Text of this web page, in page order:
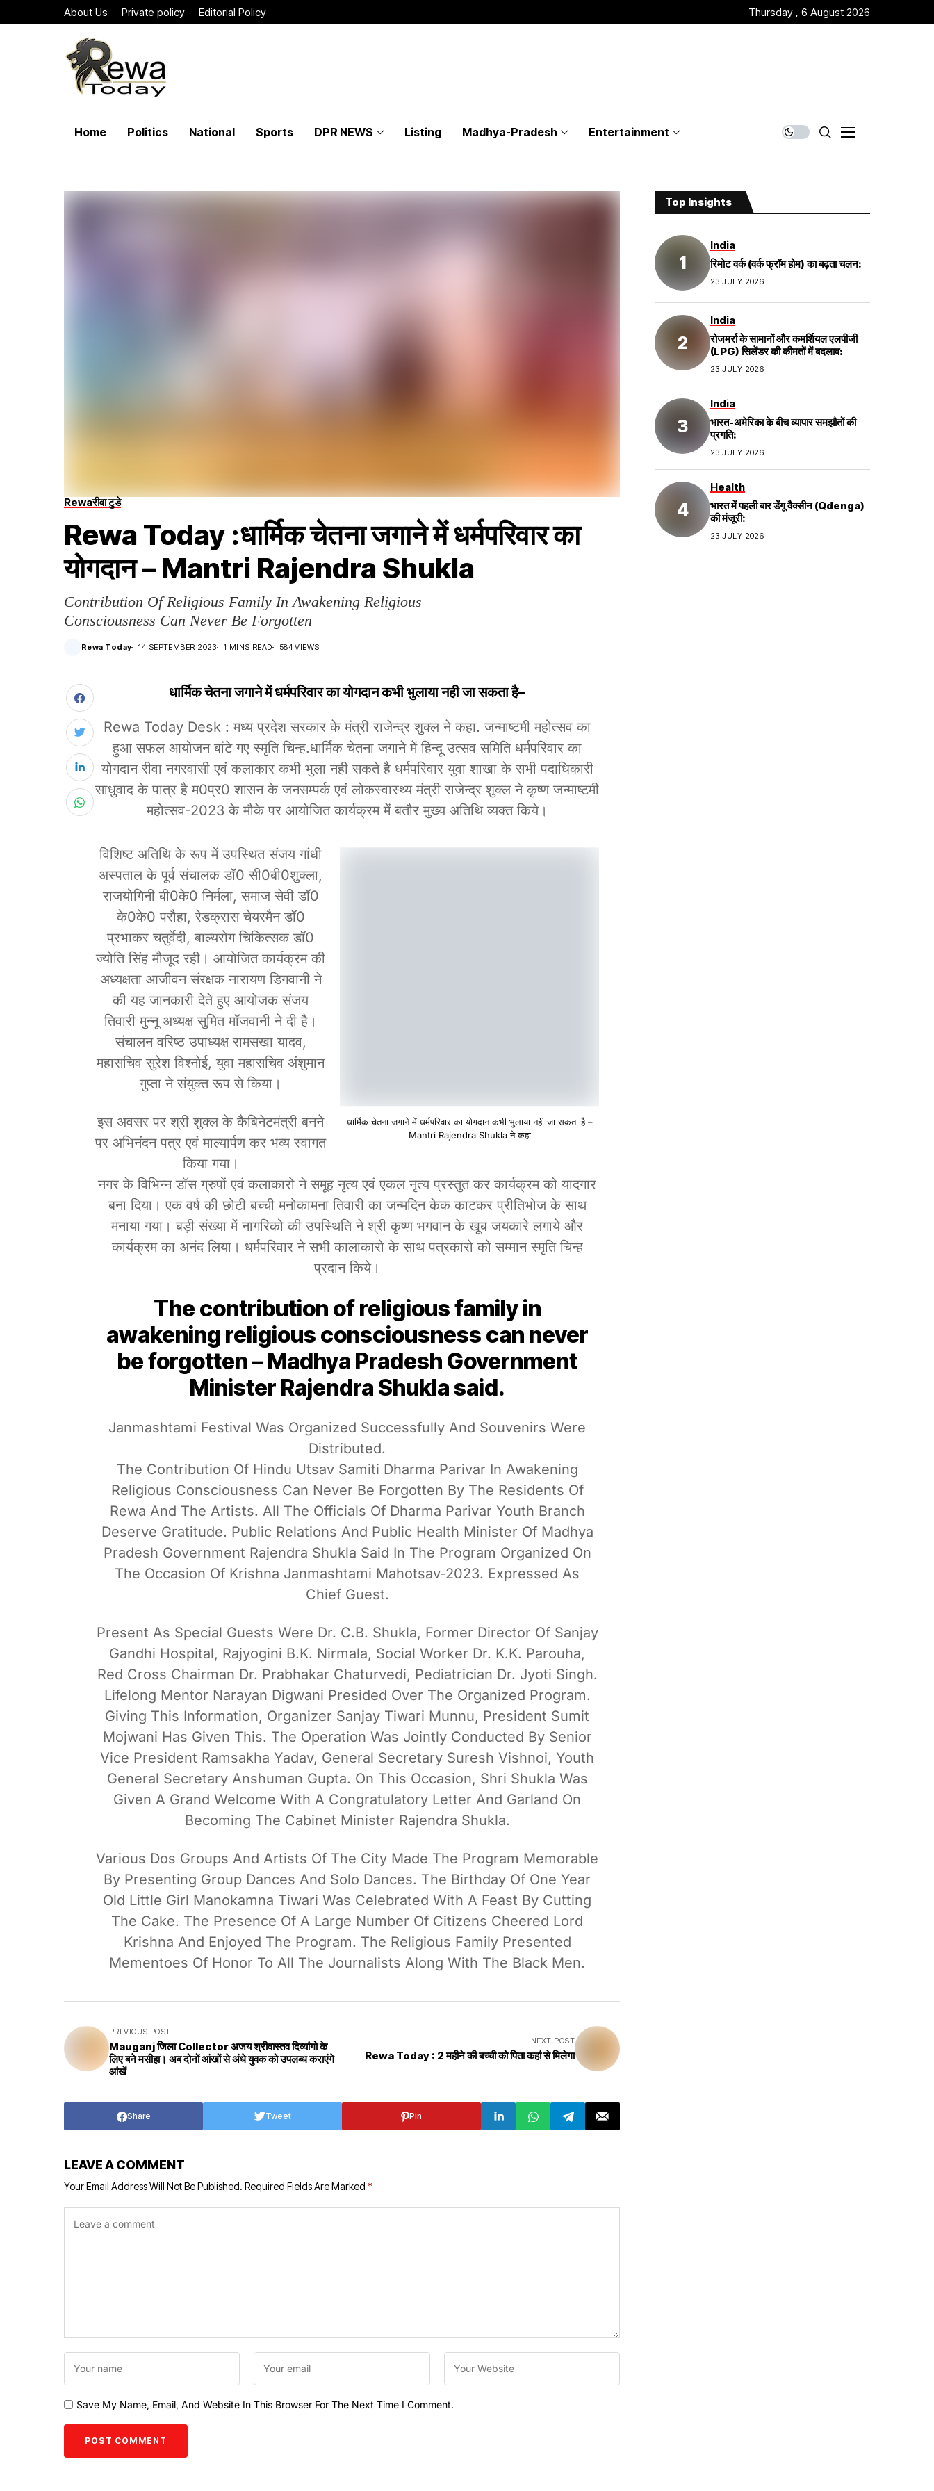
About Us Private policy Editorial Policy Thursday , 6 August 2026
Home Politics National Sports DPR NEWS Listing Madhya-Pradesh Entertainment
Rewaरीवा टुडे
Rewa Today :धार्मिक चेतना जगाने में धर्मपरिवार का
योगदान – Mantri Rajendra Shukla
Contribution Of Religious Family In Awakening Religious
Consciousness Can Never Be Forgotten
Rewa Today 14 SEPTEMBER 2023 1 MINS READ 584 VIEWS
धार्मिक चेतना जगाने में धर्मपरिवार का योगदान कभी भुलाया नही जा सकता है–
Rewa Today Desk : मध्य प्रदेश सरकार के मंत्री राजेन्द्र शुक्ल ने कहा. जन्माष्टमी महोत्सव का
हुआ सफल आयोजन बांटे गए स्मृति चिन्ह.धार्मिक चेतना जगाने में हिन्दू उत्सव समिति धर्मपरिवार का
योगदान रीवा नगरवासी एवं कलाकार कभी भुला नही सकते है धर्मपरिवार युवा शाखा के सभी पदाधिकारी
साधुवाद के पात्र है म0प्र0 शासन के जनसम्पर्क एवं लोकस्वास्थ्य मंत्री राजेन्द्र शुक्ल ने कृष्ण जन्माष्टमी
महोत्सव-2023 के मौके पर आयोजित कार्यक्रम में बतौर मुख्य अतिथि व्यक्त किये।
धार्मिक चेतना जगाने में धर्मपरिवार का योगदान कभी भुलाया नही जा सकता है –
Mantri Rajendra Shukla ने कहा
विशिष्ट अतिथि के रूप में उपस्थित संजय गांधी
अस्पताल के पूर्व संचालक डॉ0 सी0बी0शुक्ला,
राजयोगिनी बी0के0 निर्मला, समाज सेवी डॉ0
के0के0 परौहा, रेडक्रास चेयरमैन डॉ0
प्रभाकर चतुर्वेदी, बाल्यरोग चिकित्सक डॉ0
ज्योति सिंह मौजूद रही। आयोजित कार्यक्रम की
अध्यक्षता आजीवन संरक्षक नारायण डिगवानी ने
की यह जानकारी देते हुए आयोजक संजय
तिवारी मुन्नू अध्यक्ष सुमित मॉजवानी ने दी है।
संचालन वरिष्ठ उपाध्यक्ष रामसखा यादव,
महासचिव सुरेश विश्नोई, युवा महासचिव अंशुमान
गुप्ता ने संयुक्त रूप से किया।
इस अवसर पर श्री शुक्ल के कैबिनेटमंत्री बनने
पर अभिनंदन पत्र एवं माल्यार्पण कर भव्य स्वागत
किया गया।
नगर के विभिन्न डॉस ग्रुपों एवं कलाकारो ने समूह नृत्य एवं एकल नृत्य प्रस्तुत कर कार्यक्रम को यादगार
बना दिया। एक वर्ष की छोटी बच्ची मनोकामना तिवारी का जन्मदिन केक काटकर प्रीतिभोज के साथ
मनाया गया। बड़ी संख्या में नागरिको की उपस्थिति ने श्री कृष्ण भगवान के खूब जयकारे लगाये और
कार्यक्रम का अनंद लिया। धर्मपरिवार ने सभी कालाकारो के साथ पत्रकारो को सम्मान स्मृति चिन्ह
प्रदान किये।
The contribution of religious family in
awakening religious consciousness can never
be forgotten – Madhya Pradesh Government
Minister Rajendra Shukla said.
Janmashtami Festival Was Organized Successfully And Souvenirs Were
Distributed.
The Contribution Of Hindu Utsav Samiti Dharma Parivar In Awakening
Religious Consciousness Can Never Be Forgotten By The Residents Of
Rewa And The Artists. All The Officials Of Dharma Parivar Youth Branch
Deserve Gratitude. Public Relations And Public Health Minister Of Madhya
Pradesh Government Rajendra Shukla Said In The Program Organized On
The Occasion Of Krishna Janmashtami Mahotsav-2023. Expressed As
Chief Guest.
Present As Special Guests Were Dr. C.B. Shukla, Former Director Of Sanjay
Gandhi Hospital, Rajyogini B.K. Nirmala, Social Worker Dr. K.K. Parouha,
Red Cross Chairman Dr. Prabhakar Chaturvedi, Pediatrician Dr. Jyoti Singh.
Lifelong Mentor Narayan Digwani Presided Over The Organized Program.
Giving This Information, Organizer Sanjay Tiwari Munnu, President Sumit
Mojwani Has Given This. The Operation Was Jointly Conducted By Senior
Vice President Ramsakha Yadav, General Secretary Suresh Vishnoi, Youth
General Secretary Anshuman Gupta. On This Occasion, Shri Shukla Was
Given A Grand Welcome With A Congratulatory Letter And Garland On
Becoming The Cabinet Minister Rajendra Shukla.
Various Dos Groups And Artists Of The City Made The Program Memorable
By Presenting Group Dances And Solo Dances. The Birthday Of One Year
Old Little Girl Manokamna Tiwari Was Celebrated With A Feast By Cutting
The Cake. The Presence Of A Large Number Of Citizens Cheered Lord
Krishna And Enjoyed The Program. The Religious Family Presented
Mementoes Of Honor To All The Journalists Along With The Black Men.
PREVIOUS POST
Mauganj जिला Collector अजय श्रीवास्तव दिव्यांगो के
लिए बने मसीहा। अब दोनों आंखों से अंधे युवक को उपलब्ध कराएंगे
आंखें
NEXT POST
Rewa Today : 2 महीने की बच्ची को पिता कहां से मिलेगा
Share Tweet Pin
LEAVE A COMMENT
Your Email Address Will Not Be Published. Required Fields Are Marked *
Save My Name, Email, And Website In This Browser For The Next Time I Comment.
Top Insights
India
रिमोट वर्क (वर्क फ्रॉम होम) का बढ़ता चलन:
23 JULY 2026
India
रोजमर्रा के सामानों और कमर्शियल एलपीजी
(LPG) सिलेंडर की कीमतों में बदलाव:
23 JULY 2026
India
भारत-अमेरिका के बीच व्यापार समझौतों की
प्रगति:
23 JULY 2026
Health
भारत में पहली बार डेंगू वैक्सीन (Qdenga)
की मंजूरी:
23 JULY 2026